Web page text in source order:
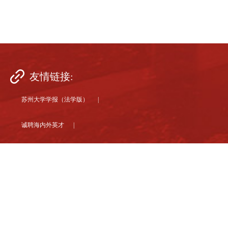
友情链接:
苏州大学学报（法学版） |
诚聘海内外英才 |